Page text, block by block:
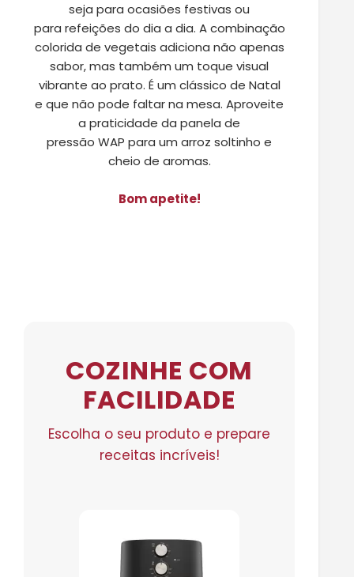
sejapara ocasiões festivas ou
para refeições do dia a dia. A combinação
colorida de vegetais adiciona não apenas
sabor, mas também um toque visual
vibrante ao prato. É um clássico de Natal
eque não pode faltar na mesa.Aproveite
a praticidade da panela de
pressãoWAPpara um arroz soltinho e
cheio de aromas.
Bom apetite!
COZINHE COM
FACILIDADE
Escolha o seu produto e prepare
receitas incríveis!